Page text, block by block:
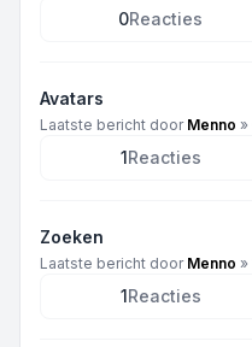
0Reacties
Avatars
Laatste bericht door Menno »
1Reacties
Zoeken
Laatste bericht door Menno »
1Reacties